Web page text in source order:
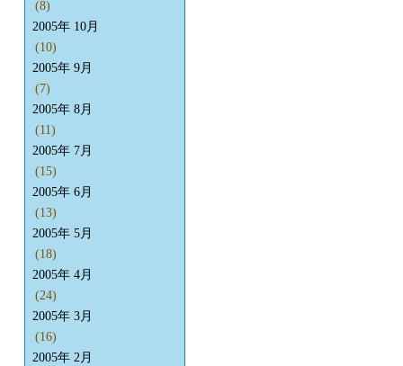
(8)
2005年 10月
(10)
2005年 9月
(7)
2005年 8月
(11)
2005年 7月
(15)
2005年 6月
(13)
2005年 5月
(18)
2005年 4月
(24)
2005年 3月
(16)
2005年 2月